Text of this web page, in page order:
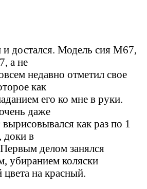
достался. Модель сия М67,
а не
недавно отметил свое
как
его ко мне в руки.
даже
как раз по 1
доки в
делом занялся
убиранием коляски
цвета на красный.